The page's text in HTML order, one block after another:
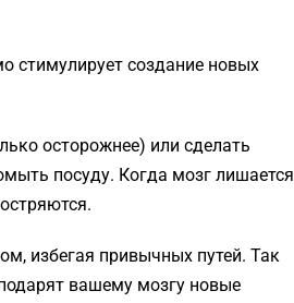
стимулирует создание новых
осторожнее) или сделать
посуду. Когда мозг лишается
избегая привычных путей. Так
вашему мозгу новые